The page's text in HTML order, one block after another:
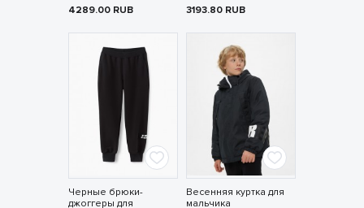
4289.00 RUB
3193.80 RUB
Черные брюки-
джоггеры для
Весенняя куртка для
мальчика